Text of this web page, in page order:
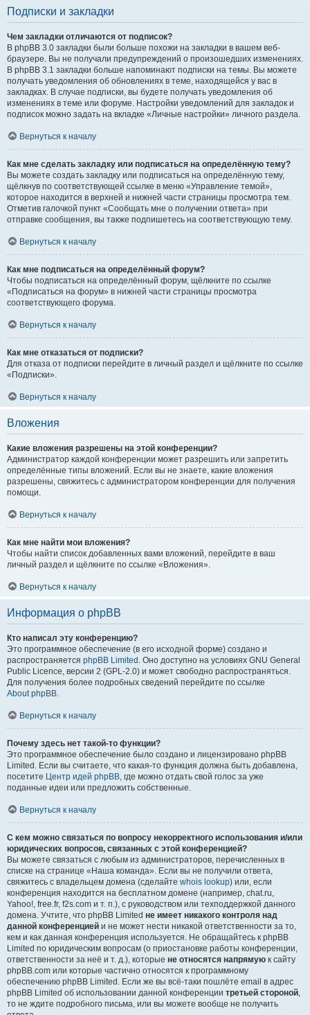
Подписки и закладки
Чем закладки отличаются от подписок?
В phpBB 3.0 закладки были больше похожи на закладки в вашем веб-
браузере. Вы не получали предупреждений о произошедших изменениях.
В phpBB 3.1 закладки больше напоминают подписки на темы. Вы можете
получать уведомления об обновлениях в теме, находящейся у вас в
закладках. В случае подписки, вы будете получать уведомления об
изменениях в теме или форуме. Настройки уведомлений для закладок и
подписок можно задать на вкладке «Личные настройки» личного раздела.
Вернуться к началу
Как мне сделать закладку или подписаться на определённую тему?
Вы можете создать закладку или подписаться на определённую тему,
щёлкнув по соответствующей ссылке в меню «Управление темой»,
которое находится в верхней и нижней части страницы просмотра тем.
Отметив галочкой пункт «Сообщать мне о получении ответа» при
отправке сообщения, вы также подпишетесь на соответствующую тему.
Вернуться к началу
Как мне подписаться на определённый форум?
Чтобы подписаться на определённый форум, щёлкните по ссылке
«Подписаться на форум» в нижней части страницы просмотра
соответствующего форума.
Вернуться к началу
Как мне отказаться от подписки?
Для отказа от подписки перейдите в личный раздел и щёлкните по ссылке
«Подписки».
Вернуться к началу
Вложения
Какие вложения разрешены на этой конференции?
Администратор каждой конференции может разрешить или запретить
определённые типы вложений. Если вы не знаете, какие вложения
разрешены, свяжитесь с администратором конференции для получения
помощи.
Вернуться к началу
Как мне найти мои вложения?
Чтобы найти список добавленных вами вложений, перейдите в ваш
личный раздел и щёлкните по ссылке «Вложения».
Вернуться к началу
Информация о phpBB
Кто написал эту конференцию?
Это программное обеспечение (в его исходной форме) создано и
распространяется phpBB Limited . Оно доступно на условиях GNU General
Public Licence, версии 2 (GPL-2.0) и может свободно распространяться.
Для получения более подробных сведений перейдите по ссылке
About phpBB.
Вернуться к началу
Почему здесь нет такой-то функции?
Это программное обеспечение было создано и лицензировано phpBB
Limited. Если вы считаете, что какая-то функция должна быть добавлена,
посетите Центр идей phpBB, где можно отдать свой голос за уже
поданные идеи или предложить собственные.
Вернуться к началу
С кем можно связаться по вопросу некорректного использования и/или
юридических вопросов, связанных с этой конференцией?
Вы можете связаться с любым из администраторов, перечисленных в
списке на странице «Наша команда». Если вы не получили ответа,
свяжитесь с владельцем домена (сделайте whois lookup) или, если
конференция находится на бесплатном домене (например, chat.ru,
Yahoo!, free.fr, f2s.com и т. п.), с руководством или техподдержкой данного
домена. Учтите, что phpBB Limited не имеет никакого контроля над
данной конференцией и не может нести никакой ответственности за то,
кем и как данная конференция используется. Не обращайтесь к phpBB
Limited по юридическим вопросам (о приостановке работы конференции,
ответственности за неё и т. д.), которые не относятся напрямую к сайту
phpBB.com или которые частично относятся к программному
обеспечению phpBB Limited. Если же вы всё-таки пошлёте email в адрес
phpBB Limited об использовании данной конференции третьей стороной,
то не ждите подробного письма, или вы можете вообще не получить